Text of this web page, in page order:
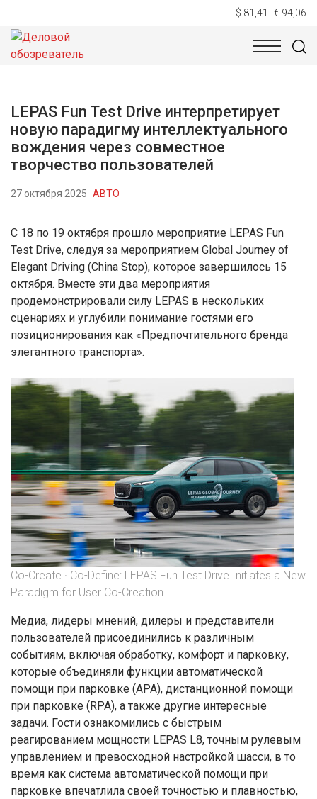
$ 81,41 € 94,06
НОВОСТИ
LEPAS Fun Test Drive интерпретирует
новую парадигму интеллектуального
вождения через совместное
творчество пользователей
27 октября 2025 АВТО
С 18 по 19 октября прошло мероприятие LEPAS Fun
Test Drive, следуя за мероприятием Global Journey of
Elegant Driving (China Stop), которое завершилось 15
октября. Вместе эти два мероприятия
продемонстрировали силу LEPAS в нескольких
сценариях и углубили понимание гостями его
позиционирования как «Предпочтительного бренда
элегантного транспорта».
Co-Create · Co-Define: LEPAS Fun Test Drive Initiates a New
Paradigm for User Co-Creation
Медиа, лидеры мнений, дилеры и представители
пользователей присоединились к различным
событиям, включая обработку, комфорт и парковку,
которые объединяли функции автоматической
помощи при парковке (APA), дистанционной помощи
при парковке (RPA), а также другие интересные
задачи. Гости ознакомились с быстрым
реагированием мощности LEPAS L8, точным рулевым
управлением и превосходной настройкой шасси, в то
время как система автоматической помощи при
парковке впечатлила своей точностью и плавностью,